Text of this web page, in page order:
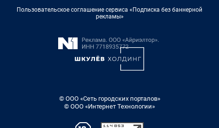
Пользовательское соглашение сервиса «Подписка без баннерной
рекламы»
© ООО «Сеть городских порталов»
© ООО «Интернет Технологии»